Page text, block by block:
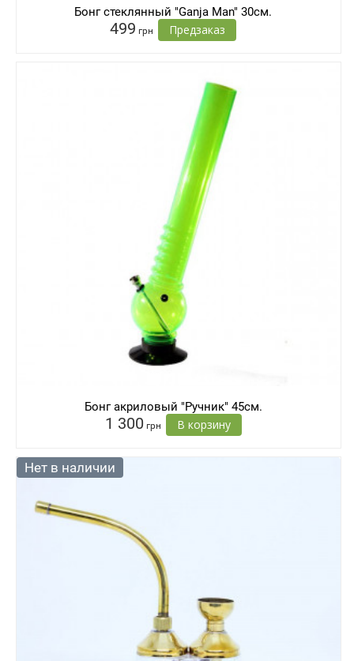
Бонг стеклянный "Ganja Man" 30см.
499 грн Предзаказ
Бонг акриловый "Ручник" 45см.
1 300 грн В корзину
Нет в наличии